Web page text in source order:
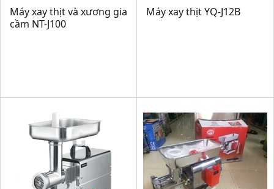
Máy xay thịt và xương gia
cầm NT-J100
Máy xay thịt YQ-J12B